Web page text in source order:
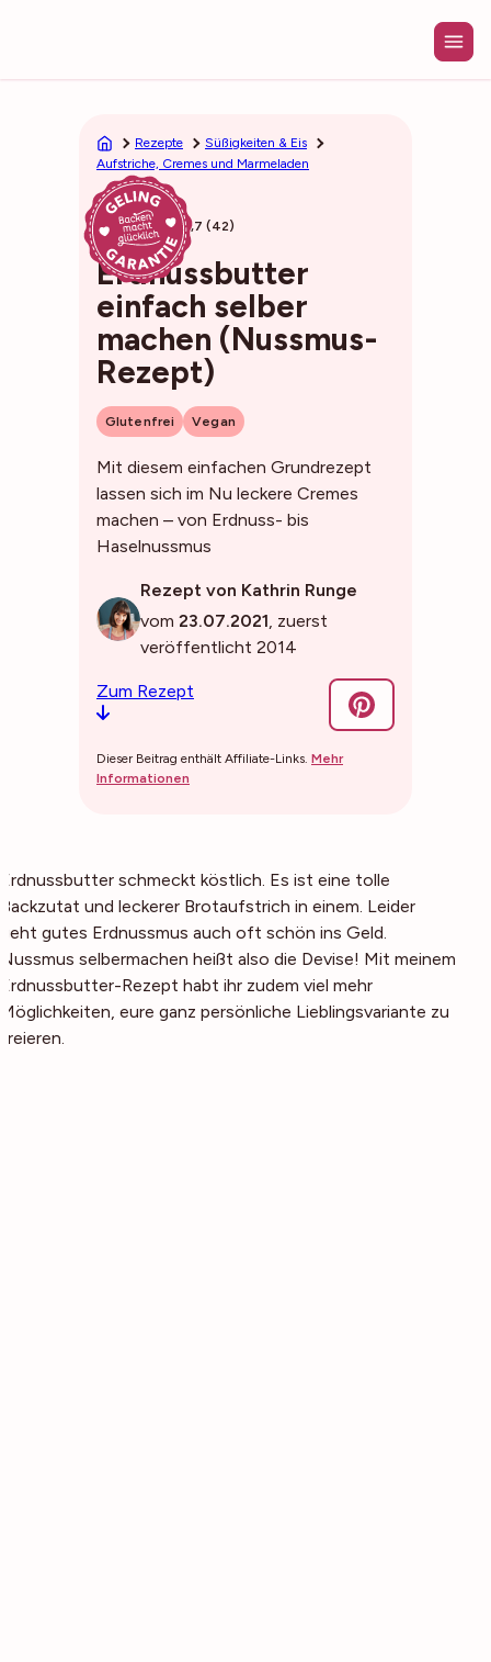
Rezepte
Süßigkeiten & Eis
Aufstriche, Cremes und Marmeladen
2min 4,7 (42)
Erdnussbutter
einfach selber
machen (Nussmus-
Rezept)
Glutenfrei Vegan
Mit diesem einfachen Grundrezept
lassen sich im Nu leckere Cremes
machen – von Erdnuss- bis
Haselnussmus
Rezept von Kathrin Runge
vom 23.07.2021, zuerst
veröffentlicht 2014
Zum Rezept
Dieser Beitrag enthält Affiliate-Links. Mehr
Informationen
Erdnussbutter schmeckt köstlich. Es ist eine tolle
Backzutat und leckerer Brotaufstrich in einem. Leider
geht gutes Erdnussmus auch oft schön ins Geld.
Nussmus selbermachen heißt also die Devise! Mit meinem
Erdnussbutter-Rezept habt ihr zudem viel mehr
Möglichkeiten, eure ganz persönliche Lieblingsvariante zu
kreieren.